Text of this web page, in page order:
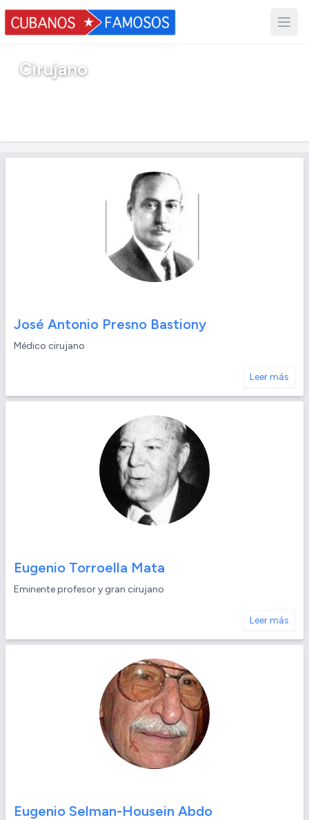
Cirujano
José Antonio Presno Bastiony
Médico cirujano
Leer más
Eugenio Torroella Mata
Eminente profesor y gran cirujano
Leer más
Eugenio Selman-Housein Abdo